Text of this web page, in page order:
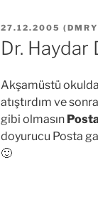
YAYIM
TARIHI
27.12.2005 ( DMRY
Dr. Haydar
Akşamüstü
atıştırdım ve
gibi olmasın
doyurucu Posta
🙂